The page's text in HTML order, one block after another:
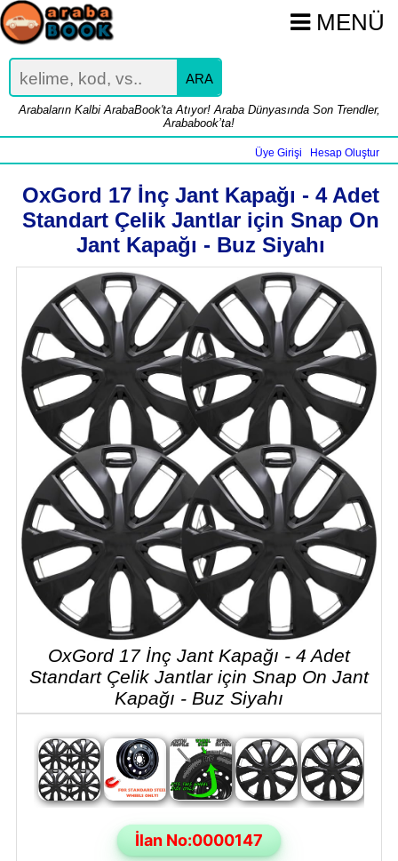
MENÜ
ARA
Arabaların Kalbi ArabaBook'ta Atıyor! Araba Dünyasında Son Trendler,
Arababook’ta!
Üye Girişi Hesap Oluştur
OxGord 17 İnç Jant Kapağı - 4 Adet
Standart Çelik Jantlar için Snap On
Jant Kapağı - Buz Siyahı
OxGord 17 İnç Jant Kapağı - 4 Adet
Standart Çelik Jantlar için Snap On Jant
Kapağı - Buz Siyahı
İlan No:0000147